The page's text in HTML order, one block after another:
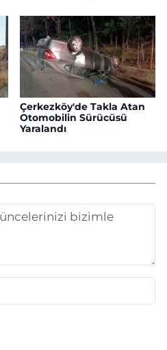
Çerkezköy'de Takla Atan
Otomobilin Sürücüsü
Yaralandı